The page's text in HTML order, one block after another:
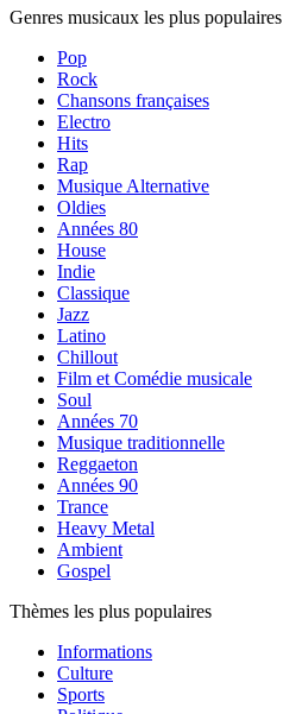
Genres musicaux les plus populaires
Pop
Rock
Chansons françaises
Electro
Hits
Rap
Musique Alternative
Oldies
Années 80
House
Indie
Classique
Jazz
Latino
Chillout
Film et Comédie musicale
Soul
Années 70
Musique traditionnelle
Reggaeton
Années 90
Trance
Heavy Metal
Ambient
Gospel
Thèmes les plus populaires
Informations
Culture
Sports